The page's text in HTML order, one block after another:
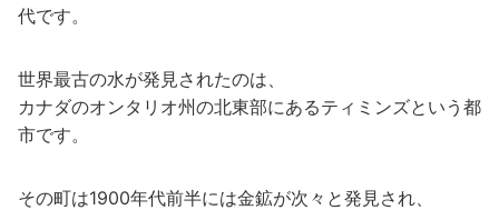
代です。
世界最古の水が発見されたのは、
カナダのオンタリオ州の北東部にあるティミンズという都
市です。
その町は1900年代前半には金鉱が次々と発見され、